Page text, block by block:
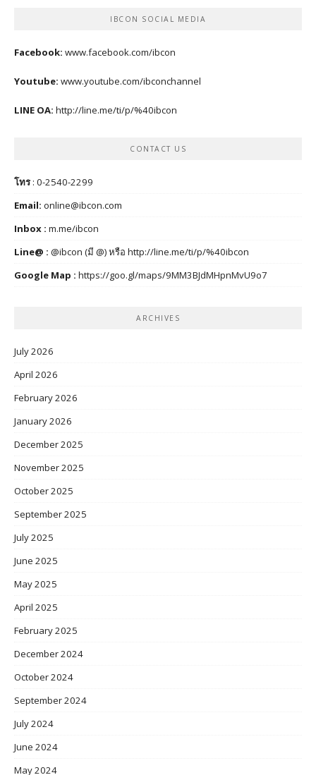
IBCON SOCIAL MEDIA
Facebook: www.facebook.com/ibcon
Youtube: www.youtube.com/ibconchannel
LINE OA: http://line.me/ti/p/%40ibcon
CONTACT US
โทร: 0-2540-2299
Email: online@ibcon.com
Inbox : m.me/ibcon
Line@ : @ibcon (มี @) หรือ http://line.me/ti/p/%40ibcon
Google Map : https://goo.gl/maps/9MM3BJdMHpnMvU9o7
ARCHIVES
July 2026
April 2026
February 2026
January 2026
December 2025
November 2025
October 2025
September 2025
July 2025
June 2025
May 2025
April 2025
February 2025
December 2024
October 2024
September 2024
July 2024
June 2024
May 2024